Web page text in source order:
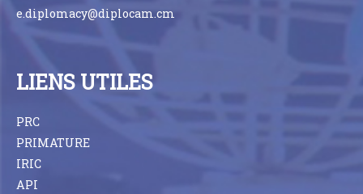
e.diplomacy@diplocam.cm
LIENS UTILES
PRC
PRIMATURE
IRIC
API